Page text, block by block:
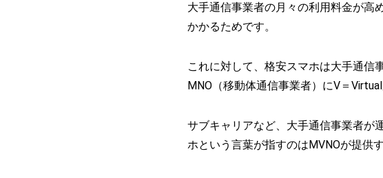
大手通信事業者の月々の利用料金が高
かかるためです。
これに対して、格安スマホは大手通信
MNO（移動体通信事業者）にV＝
サブキャリアなど、大手通信事業者が
ホという言葉が指すのはMVNOが提供